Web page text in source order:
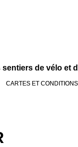
de vélo et
CARTES ET CONDITIONS